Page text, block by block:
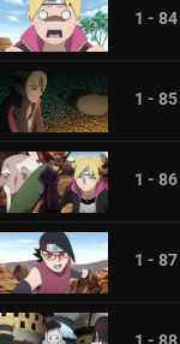
1 - 84
1 - 85
1 - 86
1 - 87